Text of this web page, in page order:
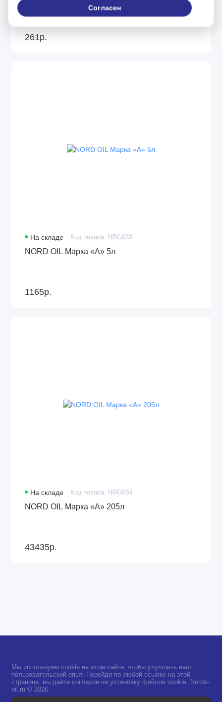
261р.
На складе Код товара: NRG033
NORD OIL Марка «А» 5л
1165р.
На складе Код товара: NRG034
NORD OIL Марка «А» 205л
43435р.
Мы используем cookie на этом сайте, чтобы улучшить ваш
пользовательский опыт. Перейдя по любой ссылке на этой
странице, вы даете согласие на установку файлов cookie. Nords-
oil.ru © 2026
Согласен